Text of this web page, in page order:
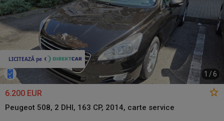
1 /6
6.200 EUR
Peugeot 508, 2 DHI, 163 CP, 2014, carte service